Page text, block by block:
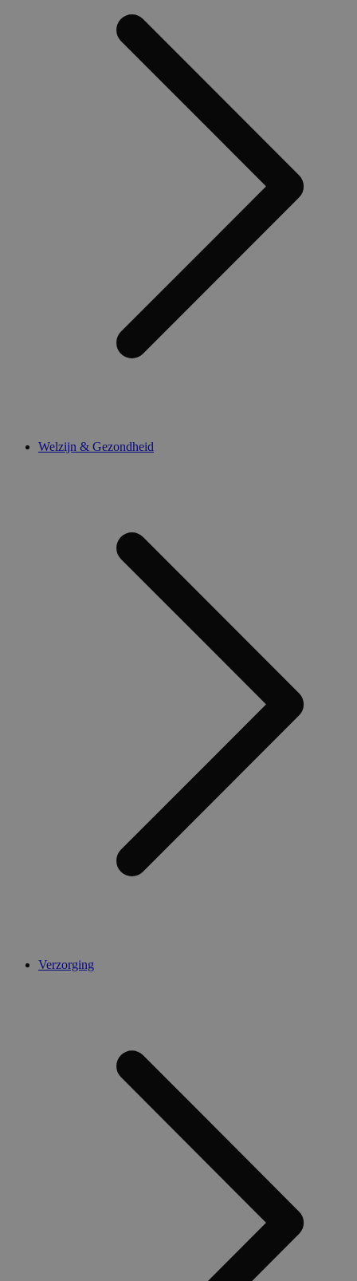
Welzijn & Gezondheid
Verzorging